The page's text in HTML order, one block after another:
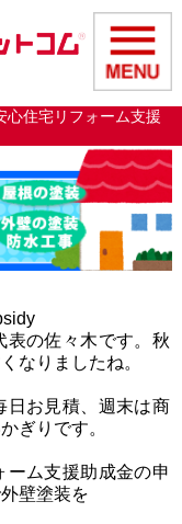
心住宅リフォーム支援
表の佐々木です。秋
なりましたね。
日お見積、週末は商
ぎりです。
ーム支援助成金の申
壁塗装を